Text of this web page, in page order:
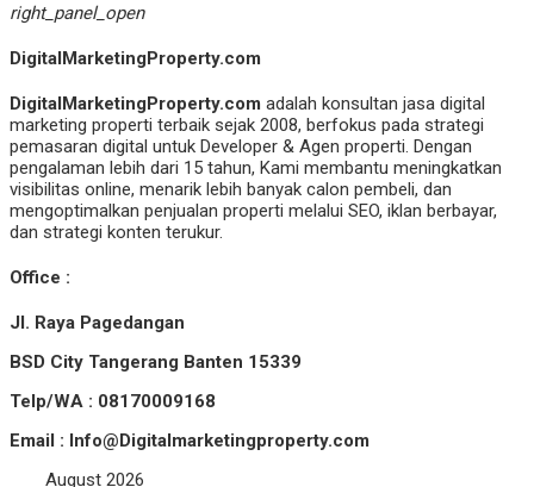
right_panel_open
DigitalMarketingProperty.com
DigitalMarketingProperty.com adalah konsultan jasa digital
marketing properti terbaik sejak 2008, berfokus pada strategi
pemasaran digital untuk Developer & Agen properti. Dengan
pengalaman lebih dari 15 tahun, Kami membantu meningkatkan
visibilitas online, menarik lebih banyak calon pembeli, dan
mengoptimalkan penjualan properti melalui SEO, iklan berbayar,
dan strategi konten terukur.
Office :
Jl. Raya Pagedangan
BSD City Tangerang Banten 15339
Telp/WA : 08170009168
Email : Info@Digitalmarketingproperty.com
August 2026